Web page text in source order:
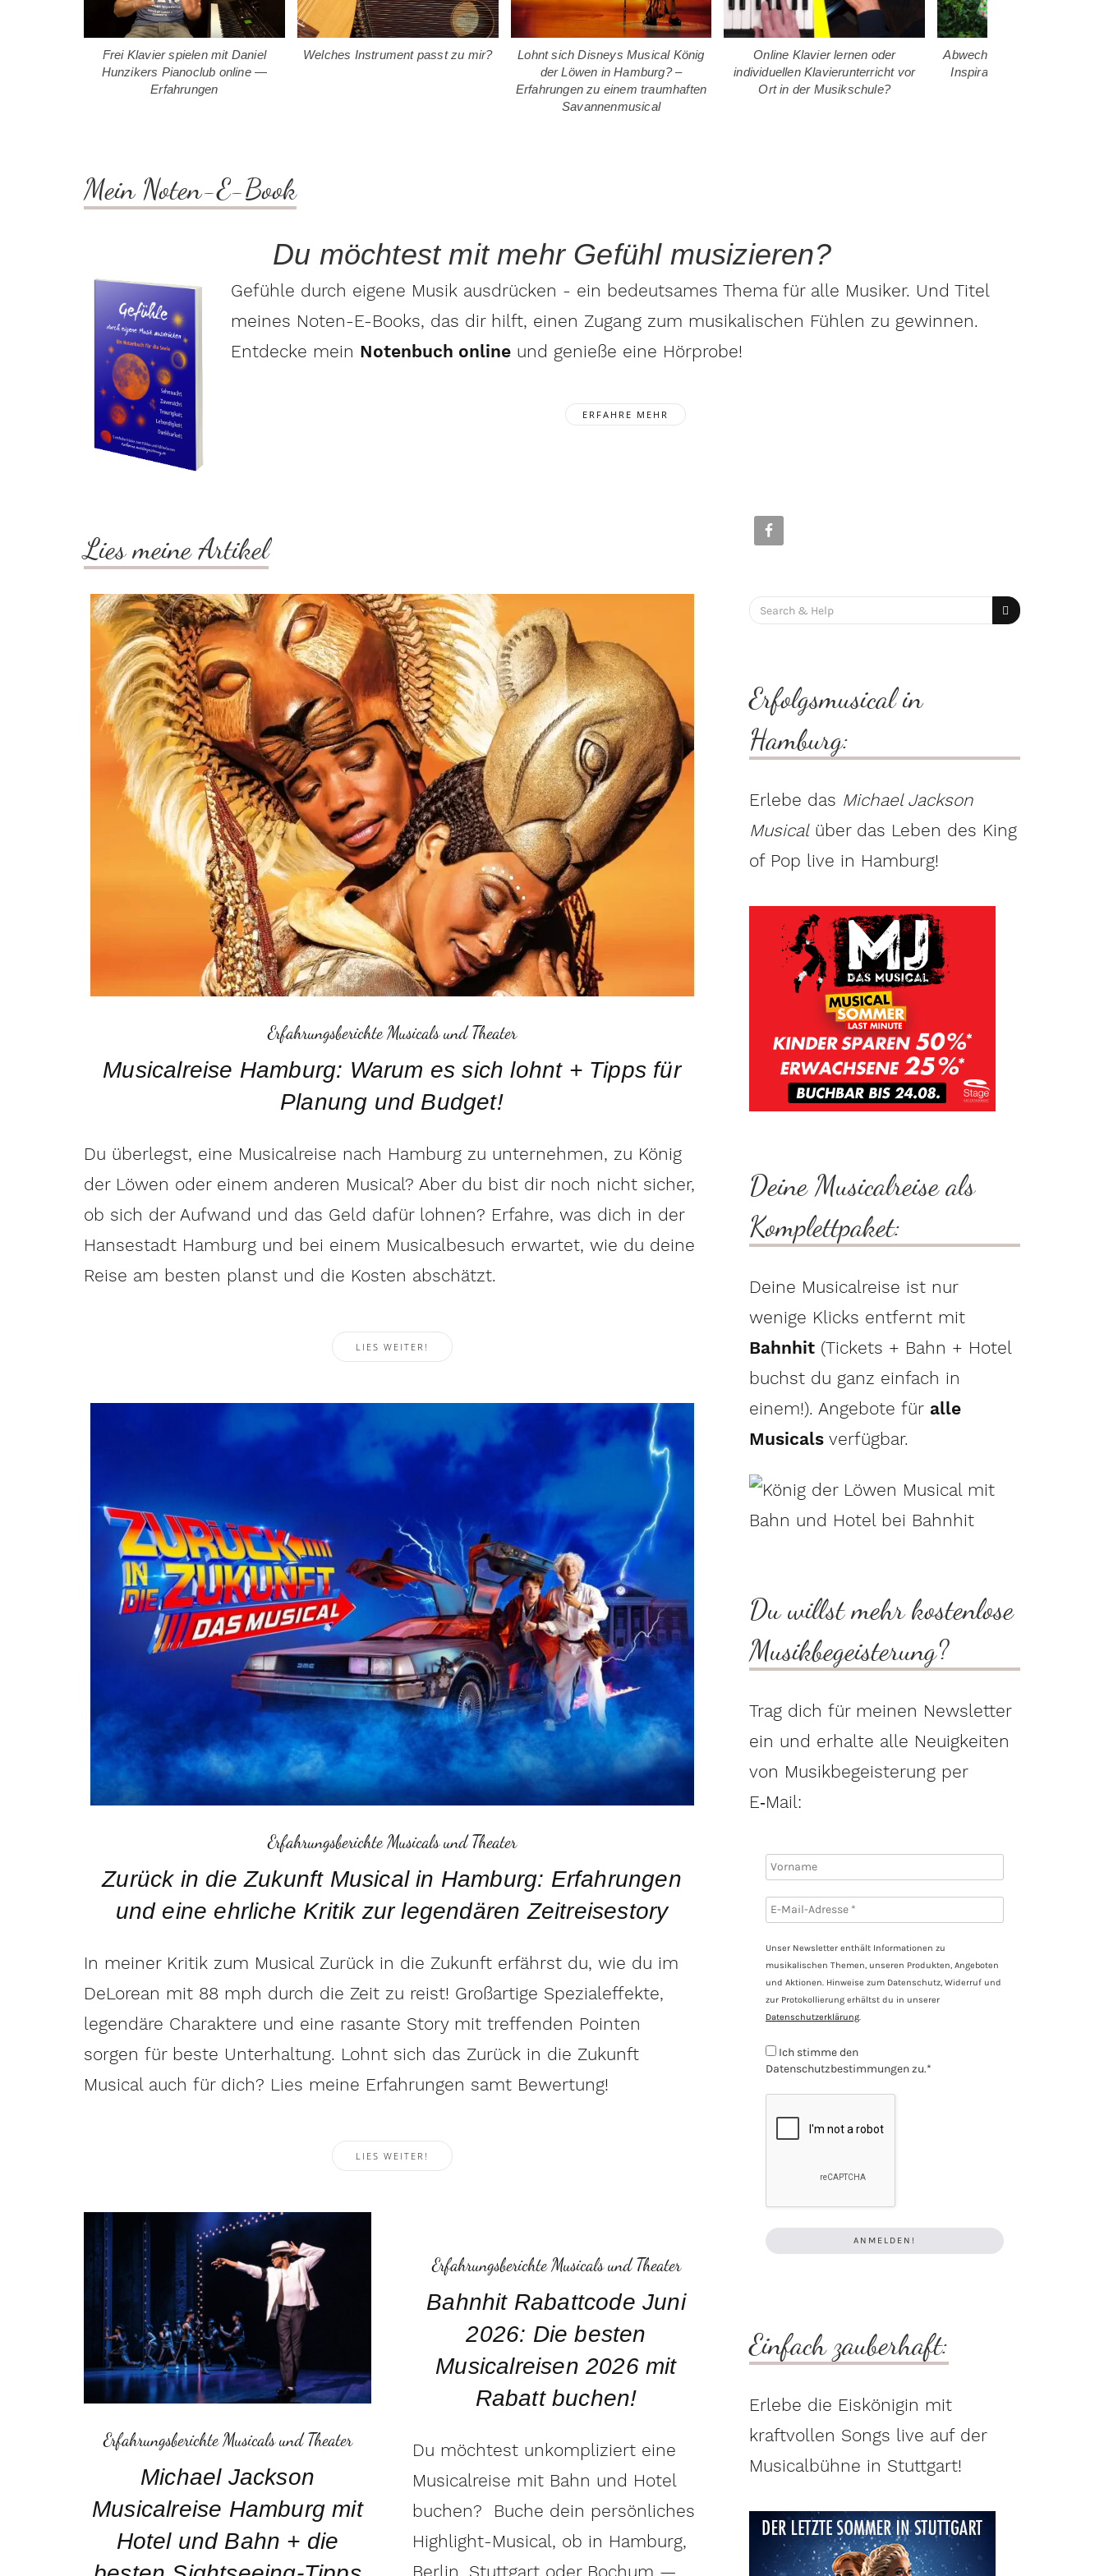
Frei Klavier spielen mit Daniel
Hunzikers Pianoclub online —
Erfahrungen
Welches Instrument passt zu mir?
Lohnt sich Disneys Musical König
der Löwen in Hamburg? –
Erfahrungen zu einem traumhaften
Savannenmusical
Online Klavier lernen oder
individuellen Klavierunterricht vor
Ort in der Musikschule?
Abwechslungsreich
Inspirationen für eine
Mein Noten-E-Book
Du möchtest mit mehr Gefühl musizieren?
Gefühle durch eigene Musik ausdrücken - ein bedeutsames Thema für alle Musiker. Und Titel
meines Noten-E-Books, das dir hilft, einen Zugang zum musikalischen Fühlen zu gewinnen.
Entdecke mein Notenbuch onlineund genieße eine Hörprobe!
ERFAHRE MEHR
Lies meine Artikel
Erfahrungsberichte Musicals und Theater
Musicalreise Hamburg: Warum es sich lohnt + Tipps für
Planung und Budget!
Du überlegst, eine Musicalreise nach Hamburg zu unternehmen, zu König
der Löwen oder einem anderen Musical? Aber du bist dir noch nicht sicher,
ob sich der Aufwand und das Geld dafür lohnen? Erfahre, was dich in der
Hansestadt Hamburg und bei einem Musicalbesuch erwartet, wie du deine
Reise am besten planst und die Kosten abschätzt.
LIES WEITER!
Erfahrungsberichte Musicals und Theater
Zurück in die Zukunft Musical in Hamburg: Erfahrungen
und eine ehrliche Kritik zur legendären Zeitreisestory
In meiner Kritik zum Musical Zurück in die Zukunft erfährst du, wie du im
DeLorean mit 88 mph durch die Zeit zu reist! Großartige Spezialeffekte,
legendäre Charaktere und eine rasante Story mit treffenden Pointen
sorgen für beste Unterhaltung. Lohnt sich das Zurück in die Zukunft
Musical auch für dich? Lies meine Erfahrungen samt Bewertung!
LIES WEITER!
Erfahrungsberichte Musicals und Theater
Michael Jackson
Musicalreise Hamburg mit
Hotel und Bahn + die
Erfahrungsberichte Musicals und Theater
Bahnhit Rabattcode Juni
2026: Die besten
Musicalreisen 2026 mit
Rabatt buchen!
Du möchtest unkompliziert eine
Musicalreise mit Bahn und Hotel
buchen? Buche dein persönliches
Highlight-Musical, ob in Hamburg,
Berlin, Stuttgart oder Bochum —
Search
for:
Erfolgsmusical in
Hamburg:
Erlebe das Michael Jackson
Musicalüber das Leben des King
of Pop live in Hamburg!
Deine Musicalreise als
Komplettpaket:
Deine Musicalreise ist nur
wenige Klicks entfernt mit
Bahnhit (Tickets + Bahn + Hotel
buchst du ganz einfach in
einem!). Angebote für alle
Musicals verfügbar.
Du willst mehr kostenlose
Musikbegeisterung?
Trag dich für meinen Newsletter
ein und erhalte alle Neuigkeiten
von Musikbegeisterung per
E‑Mail:
Unser Newsletter enthält Informationen zu
musikalischen Themen, unseren Produkten, Angeboten
und Aktionen. Hinweise zum Datenschutz, Widerruf und
zur Protokollierung erhältst du in unserer
Datenschutzerklärung.
Ich stimme den
Datenschutzbestimmungen zu.*
Einfach zauberhaft:
Erlebe die Eiskönigin mit
kraftvollen Songs live auf der
Musicalbühne in Stuttgart!